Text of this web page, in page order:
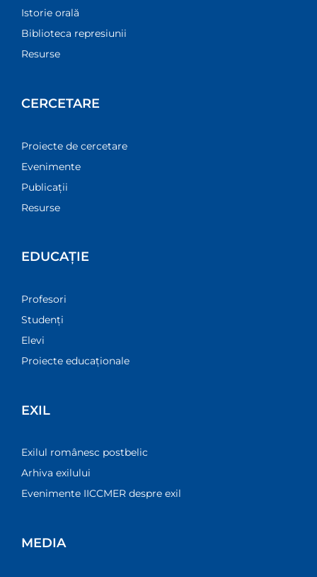
Istorie orală
Biblioteca represiunii
Resurse
CERCETARE
Proiecte de cercetare
Evenimente
Publicații
Resurse
EDUCAȚIE
Profesori
Studenți
Elevi
Proiecte educaționale
EXIL
Exilul românesc postbelic
Arhiva exilului
Evenimente IICCMER despre exil
MEDIA